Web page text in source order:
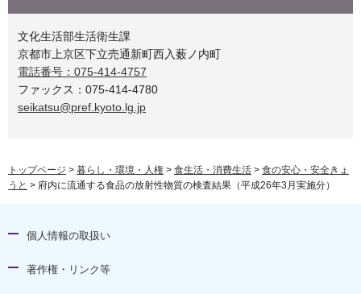
文化生活部生活衛生課
京都市上京区下立売通新町西入薮ノ内町
電話番号：075-414-4757
ファックス：075-414-4780
seikatsu@pref.kyoto.lg.jp
トップページ > 暮らし・環境・人権 > 食生活・消費生活 > 食の安心・安全きょ
うと > 府内に流通する食品の放射性物質の検査結果（平成26年3月実施分）
個人情報の取扱い
著作権・リンク等